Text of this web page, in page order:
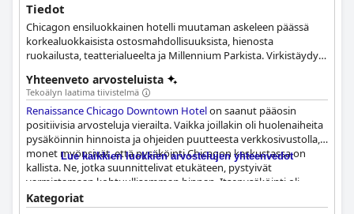
Tiedot
Chicagon ensiluokkainen hotelli muutaman askeleen päässä
korkealuokkaisista ostosmahdollisuuksista, hienosta
ruokailusta, teatterialueelta ja Millennium Parkista. Virkistäydy
mukavuudet.
Yhteenveto arvosteluista
Tekoälyn laatima tiivistelmä
Renaissance Chicago Downtown Hotelon saanut pääosin
positiivisia arvosteluja vierailta. Vaikka joillakin oli huolenaiheita
pysäköinnin hinnoista ja ohjeiden puutteesta verkkosivustolla,
monet myönsivät, että pysäköinti Chicagon keskustassa on
kallista. Ne, jotka suunnittelivat etukäteen, pystyivät
varmistamaan kohtuullisemman hinnan. Itsepysäköinti oli
mahdollista maksua vastaan, mutta jotkut vieraat ilmaisivat
turhautumisensa pysäköintihallin etäisyyteen hotellista. Näistä
Lue kaikkien luokkien arvostelujen yhteenvedot
Kategoriat